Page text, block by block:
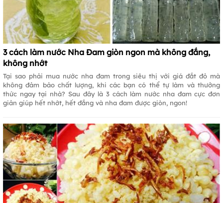
3 cách làm nước Nha Đam giòn ngon mà không đắng,
không nhớt
Tại sao phải mua nước nha đam trong siêu thị với giá đắt đỏ mà
không đảm bảo chất lượng, khi các bạn có thể tự làm và thưởng
thức ngay tại nhà? Sau đây là 3 cách làm nước nha đam cực đơn
giản giúp hết nhớt, hết đắng và nha đam được giòn, ngon!